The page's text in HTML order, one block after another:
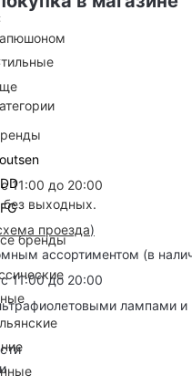
бренды
11:00 до 20:00
без выходных.
проезда)
ассортиментом (в
11:00 до 20:00
лампами и